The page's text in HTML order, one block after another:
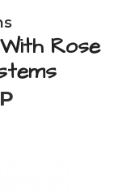
Rose